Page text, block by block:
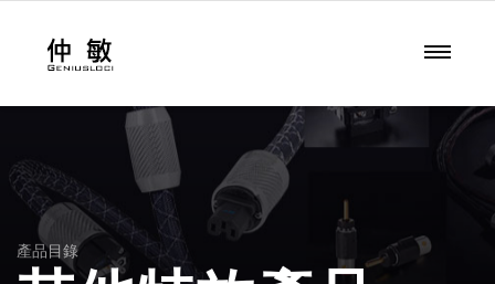
產品目錄